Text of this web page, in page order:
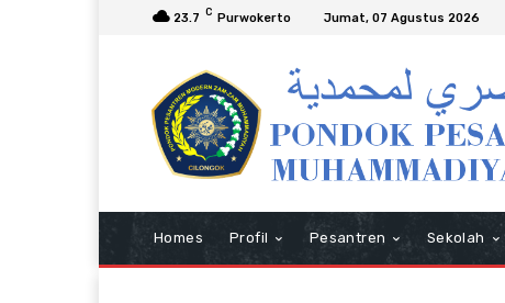
23.7 C Purwokerto Jumat, 07 Agustus 2026
Homes Profil Pesantren Sekolah